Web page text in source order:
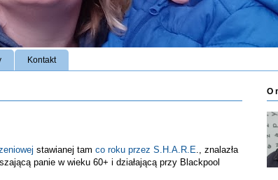
Kontakt
stawianej tam co roku przez S.H.A.R.E., znalazła
panie w wieku 60+ i działającą przy Blackpool
O